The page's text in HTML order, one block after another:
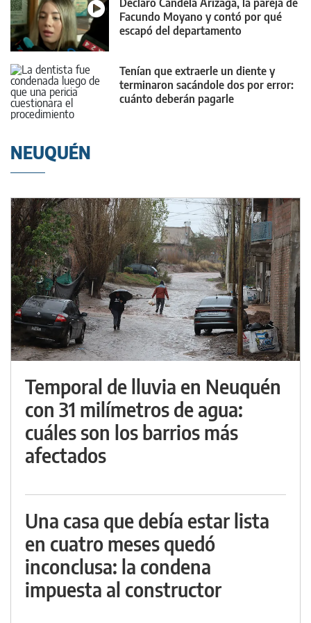
Declaró Candela Arizaga, la pareja de
Facundo Moyano y contó por qué
escapó del departamento
Tenían que extraerle un diente y
terminaron sacándole dos por error:
cuánto deberán pagarle
NEUQUÉN
Temporal de lluvia en Neuquén
con 31 milímetros de agua:
cuáles son los barrios más
afectados
Una casa que debía estar lista
en cuatro meses quedó
inconclusa: la condena
impuesta al constructor